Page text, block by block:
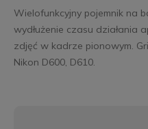
Wielofunkcyjny pojemnik na
wydłużenie czasu działania
zdjęć w kadrze pionowym.
Nikon D600, D610.